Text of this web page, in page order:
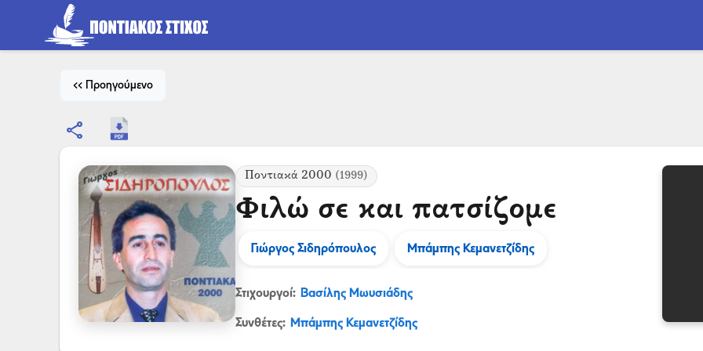
<< Προηγούμενο
share
Ποντιακά 2000 (1999)
Φιλώ σε και πατσίζομε
Γιώργος Σιδηρόπουλος Μπάμπης Κεμανετζίδης
Στιχουργοί: Βασίλης Μωυσιάδης
Συνθέτες: Μπάμπης Κεμανετζίδης